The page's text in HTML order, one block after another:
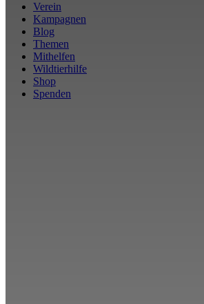
Verein
Kampagnen
Blog
Themen
Mithelfen
Wildtierhilfe
Shop
Spenden